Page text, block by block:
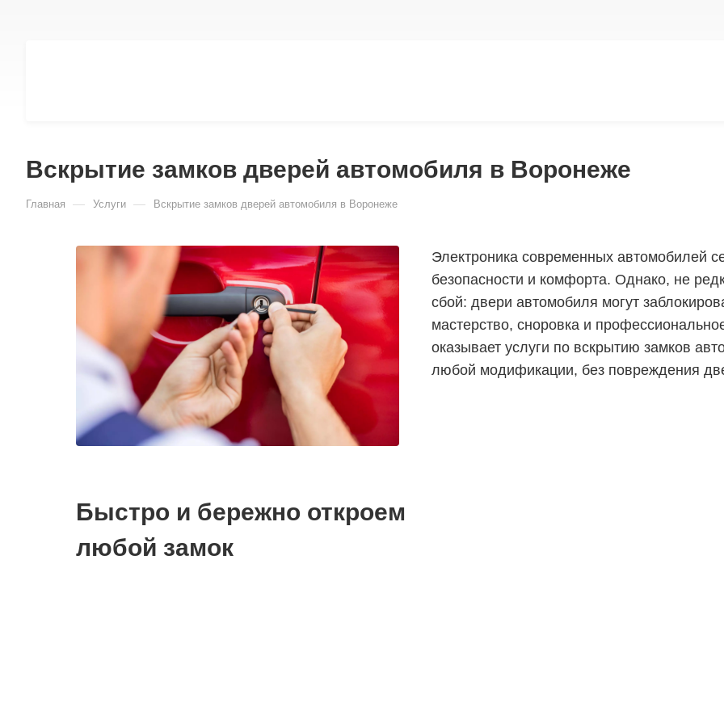
Вскрытие замков дверей автомобиля в Воронеже
Главная — Услуги — Вскрытие замков дверей автомобиля в Воронеже
Электроника современных автомобилей
безопасности и комфорта. Однако, не
сбой: двери автомобиля могут
мастерство, сноровка и
оказывает услуги по вскрытию замков
любой модификации, без повреждения
Быстро и бережно откроем
любой замок